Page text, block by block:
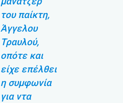
του παίκτη,
Άγγελου
Τραυλού,
οπότε και
είχε επέλθει
η συμφωνία
για ντα